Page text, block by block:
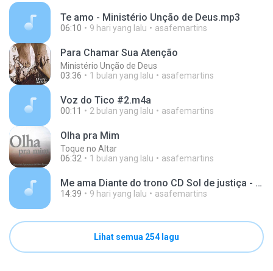
Te amo - Ministério Unção de Deus.mp3
06:10 9 hari yang lalu asafemartins
Para Chamar Sua Atenção
Ministério Unção de Deus
03:36
1 bulan yang lalu asafemartins
Voz do Tico #2.m4a
00:11 2 bulan yang lalu asafemartins
Olha pra Mim
Toque no Altar
06:32
1 bulan yang lalu asafemartins
Me ama Diante do trono CD Sol de justiça - legendado.mp3
14:39 9 hari yang lalu asafemartins
Lihat semua 254 lagu